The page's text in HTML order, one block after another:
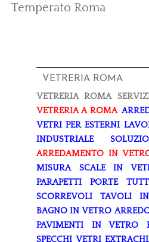
Temperato Roma
VETRERIA ROMA
VETRERIA ROMA
VETRERIA A ROMA
VETRI PER ESTERNI
INDUSTRIALE
ARREDAMENTO IN
MISURA
SCALE IN
PARAPETTI
PORTE
SCORREVOLI
TAVOLI
BAGNO IN VETRO
PAVIMENTI IN VETRO
SPECCHI VETRI